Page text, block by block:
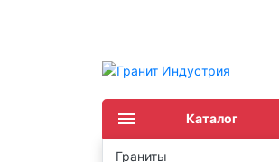
Каталог
Граниты